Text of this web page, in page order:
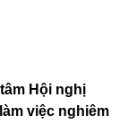
Hội nghị
việc nghiêm